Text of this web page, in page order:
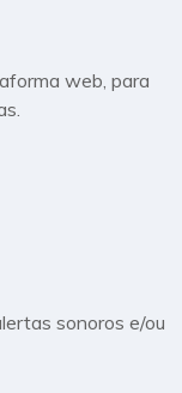
web, para
sonoros e/ou